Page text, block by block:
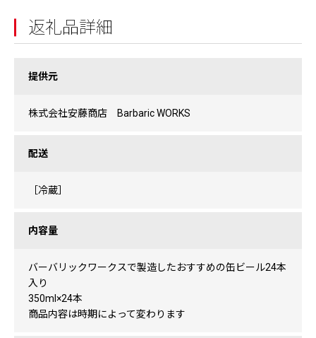
返礼品詳細
提供元
株式会社安藤商店 Barbaric WORKS
配送
［冷蔵］
内容量
バーバリックワークスで製造したおすすめの缶ビール24本
入り
350ml×24本
商品内容は時期によって変わります